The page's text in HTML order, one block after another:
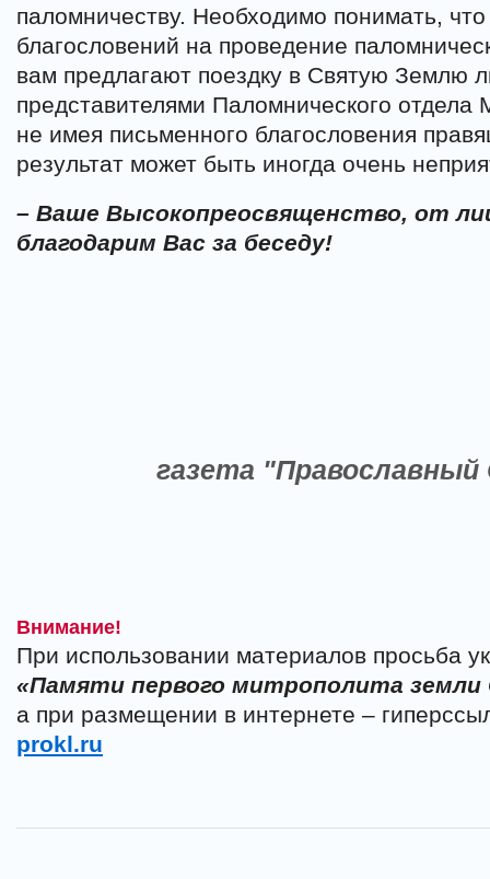
паломничеству. Необходимо понимать, что
благословений на проведение
вам предлагают поездку в Святую Землю
представителями Паломнического отдела
не имея письменного благословения
результат может быть иногда очень
– Ваше Высокопреосвященство, от
благодарим Вас за беседу!
газета
Внимание!
При использовании материалов просьба
«Памяти первого митрополита земли
а при размещении в интернете –
prokl.ru